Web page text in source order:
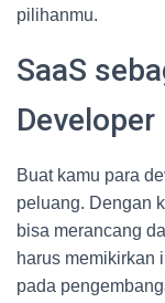
pilihanmu.
SaaS
Developer
Buat kamu para
peluang. Dengan
bisa merancang
harus memikirkan
pada